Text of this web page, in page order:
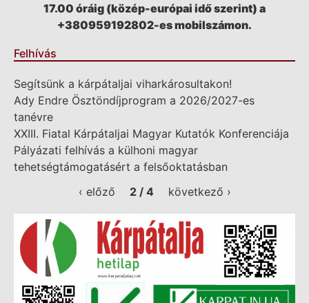
17.00 óráig (közép-európai idő szerint) a
+380959192802-es mobilszámon.
Felhívás
Segítsünk a kárpátaljai viharkárosultakon!
Ady Endre Ösztöndíjprogram a 2026/2027-es
tanévre
XXIII. Fiatal Kárpátaljai Magyar Kutatók Konferenciája
Pályázati felhívás a külhoni magyar
tehetségtámogatásért a felsőoktatásban
‹ előző
2 / 4 következő ›